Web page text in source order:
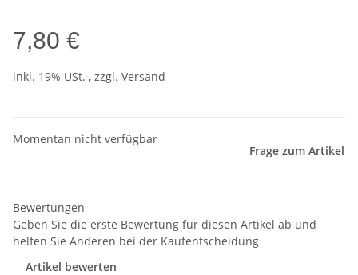
7,80 €
inkl. 19% USt. , zzgl. Versand
Momentan nicht verfügbar
Frage zum Artikel
Bewertungen
Geben Sie die erste Bewertung für diesen Artikel ab und
helfen Sie Anderen bei der Kaufentscheidung
Artikel bewerten